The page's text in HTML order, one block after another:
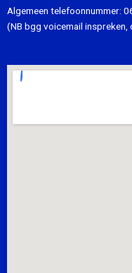
Algemeen telefoonnummer:
(NB bgg voicemail